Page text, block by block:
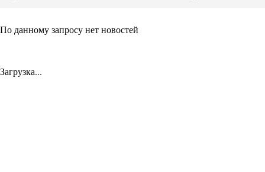
По данному запросу нет новостей
Загрузка...